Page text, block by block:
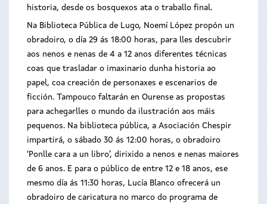
historia, desde os bosquexos ata o traballo final.
Na Biblioteca Pública de Lugo, Noemí López propón un
obradoiro, o día 29 ás 18:00 horas, para lles descubrir
aos nenos e nenas de 4 a 12 anos diferentes técnicas
coas que trasladar o imaxinario dunha historia ao
papel, coa creación de personaxes e escenarios de
ficción. Tampouco faltarán en Ourense as propostas
para achegarlles o mundo da ilustración aos máis
pequenos. Na biblioteca pública, a Asociación Chespir
impartirá, o sábado 30 ás 12:00 horas, o obradoiro
‘Ponlle cara a un libro’, dirixido a nenos e nenas maiores
de 6 anos. E para o público de entre 12 e 18 anos, ese
mesmo día ás 11:30 horas, Lucía Blanco ofrecerá un
obradoiro de caricatura no marco do programa de